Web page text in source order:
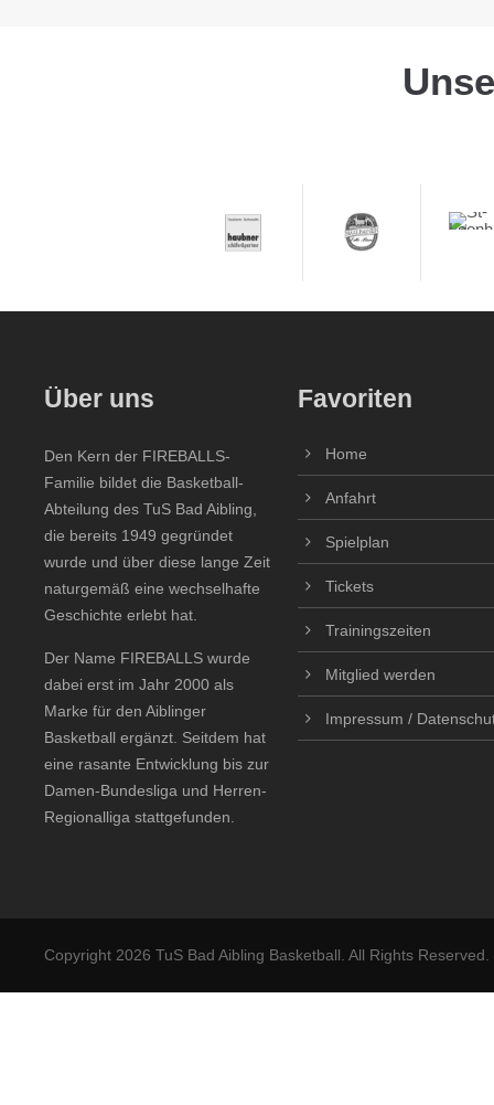
Über uns
Den Kern der FIREBALLS-
Familie bildet die Basketball-
Abteilung des TuS Bad Aibling,
die bereits 1949 gegründet
wurde und über diese lange Zeit
naturgemäß eine wechselhafte
Geschichte erlebt hat.
Der Name FIREBALLS wurde
dabei erst im Jahr 2000 als
Marke für den Aiblinger
Basketball ergänzt. Seitdem hat
eine rasante Entwicklung bis zur
Damen-Bundesliga und Herren-
Regionalliga stattgefunden.
Favoriten
Home
Anfahrt
Spielplan
Tickets
Trainingszeiten
Mitglied werden
Impressum /
Copyright 2026 TuS Bad Aibling Basketball. All Rights Reserved.